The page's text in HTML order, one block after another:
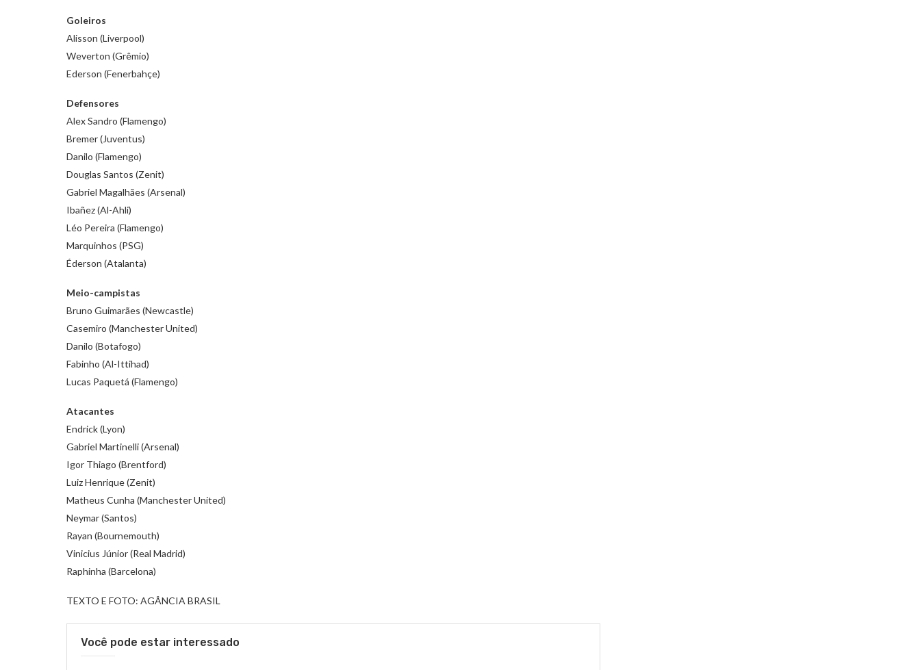
Goleiros
Alisson (Liverpool)
Weverton (Grêmio)
Ederson (Fenerbahçe)
Defensores
Alex Sandro (Flamengo)
Bremer (Juventus)
Danilo (Flamengo)
Douglas Santos (Zenit)
Gabriel Magalhães (Arsenal)
Ibañez (Al-Ahli)
Léo Pereira (Flamengo)
Marquinhos (PSG)
Éderson (Atalanta)
Meio-campistas
Bruno Guimarães (Newcastle)
Casemiro (Manchester United)
Danilo (Botafogo)
Fabinho (Al-Ittihad)
Lucas Paquetá (Flamengo)
Atacantes
Endrick (Lyon)
Gabriel Martinelli (Arsenal)
Igor Thiago (Brentford)
Luiz Henrique (Zenit)
Matheus Cunha (Manchester United)
Neymar (Santos)
Rayan (Bournemouth)
Vinicius Júnior (Real Madrid)
Raphinha (Barcelona)
TEXTO E FOTO: AGÂNCIA BRASIL
Você pode estar interessado